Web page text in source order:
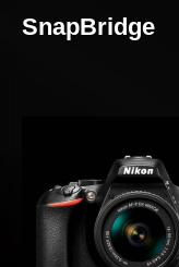
SnapBridge